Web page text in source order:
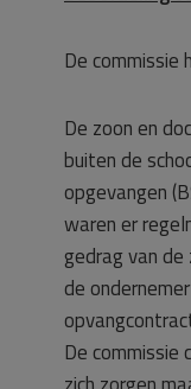
De
De zoon en
buiten de
opgevangen
waren er
gedrag van
de
De